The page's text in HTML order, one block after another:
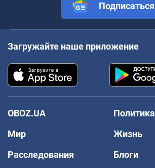
Подписаться
Загружайте наше приложение
OBOZ.UA
Политика
Мир
Жизнь
Расследования
Блоги